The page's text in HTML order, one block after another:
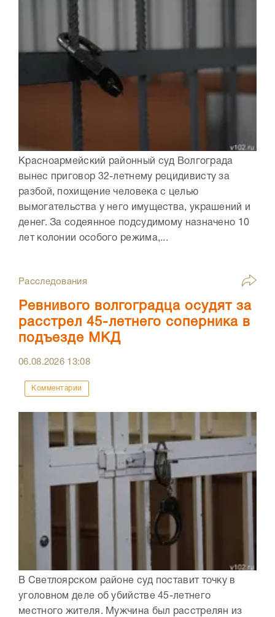
Красноармейский районный суд Волгограда
вынес приговор 32-летнему рецидивисту за
разбой, похищение человека с целью
вымогательства у него имущества, украшений и
денег. За содеянное подсудимому назначено 10
лет колонии особого режима,...
Расследования
Ревнивого волгоградца осудят за
расстрел 45-летнего соперника в
подъезде МКД
06.08.2026 13:08
Комментарии
В Светлоярском районе суд поставит точку в
уголовном деле об убийстве 45-летнего
местного жителя. Мужчина был расстрелян из